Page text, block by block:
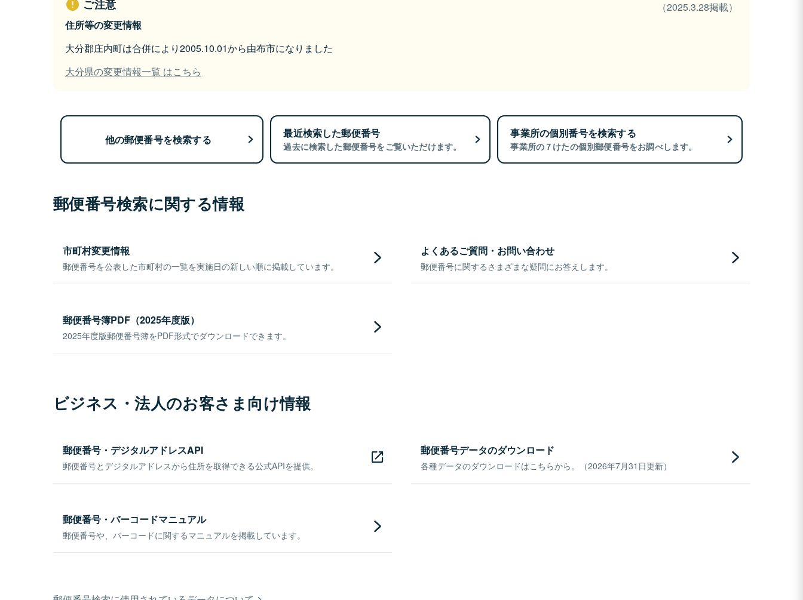
ご注意
（2025.3.28掲載）
住所等の変更情報
大分郡庄内町は合併により2005.10.01から由布市になりました
大分県の変更情報一覧 はこちら
他の郵便番号を検索する 最近検索した郵便番号
過去に検索した郵便番号をご覧いただけます。
事業所の個別番号を検索する
事業所の７けたの個別郵便番号をお調べします。
郵便番号検索に関する情報
市町村変更情報
郵便番号を公表した市町村の一覧を実施日の新しい順に掲載しています。
よくあるご質問・お問い合わせ
郵便番号に関するさまざまな疑問にお答えします。
郵便番号簿PDF（2025年度版）
2025年度版郵便番号簿をPDF形式でダウンロードできます。
ビジネス・法人のお客さま向け情報
郵便番号・デジタルアドレスAPI
郵便番号とデジタルアドレスから住所を取得できる公式APIを提供。
郵便番号データのダウンロード
各種データのダウンロードはこちらから。（2026年7月31日更新）
郵便番号・バーコードマニュアル
郵便番号や、バーコードに関するマニュアルを掲載しています。